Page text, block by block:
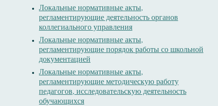
Локальные нормативные акты,
регламентирующие деятельность органов
коллегиального управления
Локальные нормативные акты,
регламентирующие порядок работы со школьной
документацией
Локальные нормативные акты,
регламентирующие методическую работу
педагогов, исследовательскую деятельность
обучающихся